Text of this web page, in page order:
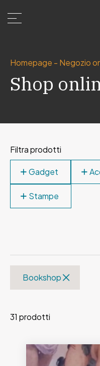
Homepage - Negozio
Shop
Filtra prodotti
Gadget
Stampe
Bookshop
31 prodotti